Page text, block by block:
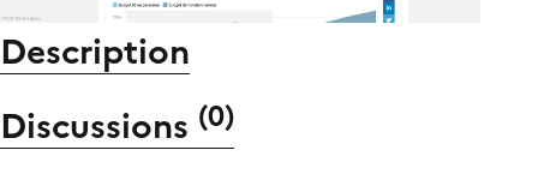
Description
Discussions (0)